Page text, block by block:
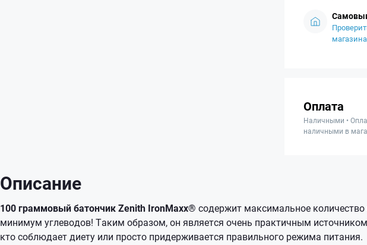
Оплата
Наличными •
наличными в
Описание
100 граммовый батончик Zenith IronMaxx® содержит максимальное количество
минимум углеводов! Таким образом, он является очень практичным
кто соблюдает диету или просто придерживается правильного режима питания.